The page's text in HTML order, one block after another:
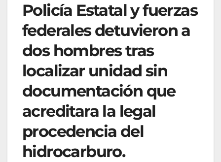
Policía Estatal y fuerzas
federales detuvieron a
dos hombres tras
localizar unidad sin
documentación que
acreditara la legal
procedencia del
hidrocarburo.